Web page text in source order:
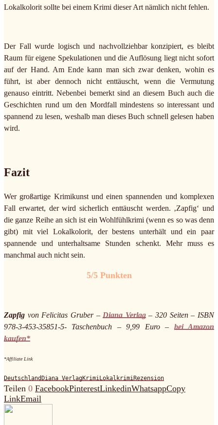
Lokalkolorit sollte bei einem Krimi dieser Art nämlich nicht fehlen.
Der Fall wurde logisch und nachvollziehbar konzipiert, es bleibt
Raum für eigene Spekulationen und die Auflösung liegt nicht sofort
auf der Hand. Am Ende kann man sich zwar denken, wohin es
führt, ist aber dennoch nicht enttäuscht, wenn die Vermutung
genauso eintritt. Nebenbei bemerkt sind an diesem Buch auch die
Geschichten rund um den Mordfall mindestens so interessant und
spannend zu lesen, weshalb man dieses Buch schnell gelesen haben
wird.
Fazit
Wer großartige Krimikunst und einen spannenden und komplexen
Fall erwartet, der wird sicherlich enttäuscht werden. ‚Zapfig‘ und
die ganze Reihe an sich ist ein Wohlfühlkrimi (wenn es so was denn
gibt) mit viel Lokalkolorit, der bestens unterhält und ein paar
spannende und unterhaltsame Stunden schenkt. Mehr muss es
manchmal auch nicht sein.
5/5 Punkten
Zapfig von Felicitas Gruber – Diana Verlag– 320 Seiten – ISBN
978-3-453-35851-5- Taschenbuch – 9,99 Euro – bei Amazon
kaufen*
*Affiliate Link
DeutschlandDiana VerlagKrimiLokalkrimiRezension
Teilen 0 FacebookPinterestLinkedinWhatsappCopy
LinkEmail